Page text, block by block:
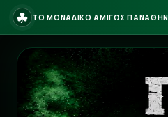
☘ ΤΟ ΜΟΝΑΔΙΚΟ ΑΜΙΓΩΣ